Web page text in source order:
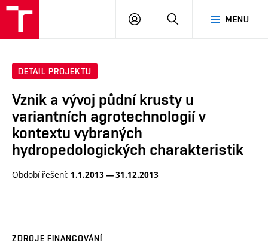
MENU
PŘIHLÁSIT
DETAIL PROJEKTU
Vznik a vývoj půdní krusty u
variantních agrotechnologií v
kontextu vybraných
hydropedologických charakteristik
Období řešení: 1.1.2013 — 31.12.2013
ZDROJE FINANCOVÁNÍ